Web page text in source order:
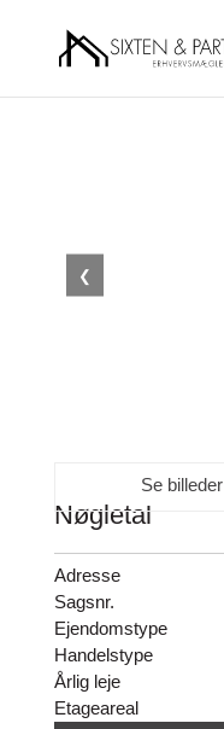
❮
Se billeder
Nøgletal
Adresse
Sagsnr.
Ejendomstype
Handelstype
Årlig leje
Etageareal